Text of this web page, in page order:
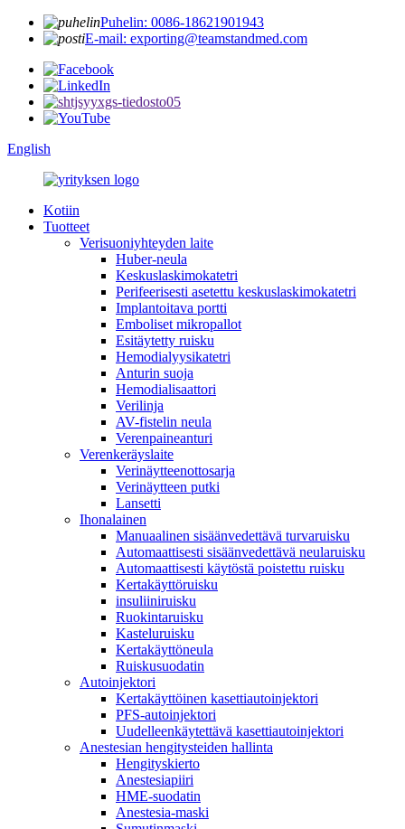
Puhelin: 0086-18621901943
E-mail: exporting@teamstandmed.com
English
Kotiin
Tuotteet
Verisuoniyhteyden laite
Huber-neula
Keskuslaskimokatetri
Perifeerisesti asetettu keskuslaskimokatetri
Implantoitava portti
Emboliset mikropallot
Esitäytetty ruisku
Hemodialyysikatetri
Anturin suoja
Hemodialisaattori
Verilinja
AV-fistelin neula
Verenpaineanturi
Verenkeräyslaite
Verinäytteenottosarja
Verinäytteen putki
Lansetti
Ihonalainen
Manuaalinen sisäänvedettävä turvaruisku
Automaattisesti sisäänvedettävä neularuisku
Automaattisesti käytöstä poistettu ruisku
Kertakäyttöruisku
insuliiniruisku
Ruokintaruisku
Kasteluruisku
Kertakäyttöneula
Ruiskusuodatin
Autoinjektori
Kertakäyttöinen kasettiautoinjektori
PFS-autoinjektori
Uudelleenkäytettävä kasettiautoinjektori
Anestesian hengitysteiden hallinta
Hengityskierto
Anestesiapiiri
HME-suodatin
Anestesia-maski